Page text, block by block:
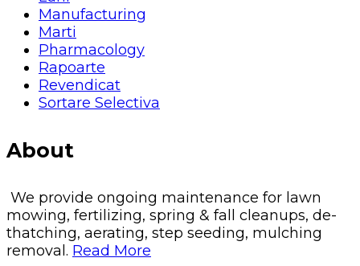
Manufacturing
Marti
Pharmacology
Rapoarte
Revendicat
Sortare Selectiva
About
We provide ongoing maintenance for lawn
mowing, fertilizing, spring & fall cleanups, de-
thatching, aerating, step seeding, mulching
removal. Read More